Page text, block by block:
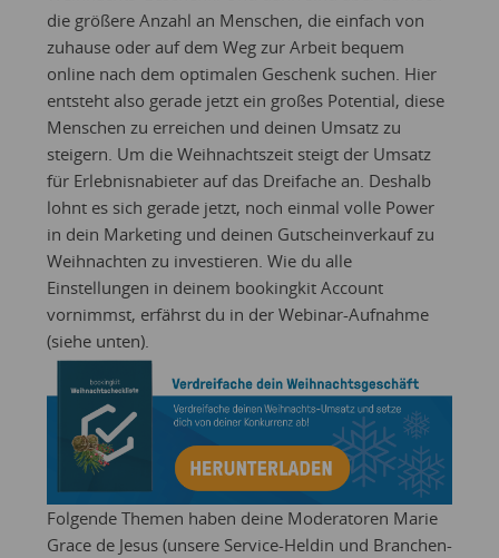
die größere Anzahl an Menschen, die einfach von
zuhause oder auf dem Weg zur Arbeit bequem
online nach dem optimalen Geschenk suchen. Hier
entsteht also gerade jetzt ein großes Potential, diese
Menschen zu erreichen und deinen Umsatz zu
steigern. Um die Weihnachtszeit steigt der Umsatz
für Erlebnisnabieter auf das Dreifache an. Deshalb
lohnt es sich gerade jetzt, noch einmal volle Power
in dein Marketing und deinen Gutscheinverkauf zu
Weihnachten zu investieren. Wie du alle
Einstellungen in deinem bookingkit Account
vornimmst, erfährst du in der Webinar-Aufnahme
(siehe unten).
Folgende Themen haben deine Moderatoren Marie
Grace de Jesus (unsere Service-Heldin und Branchen-